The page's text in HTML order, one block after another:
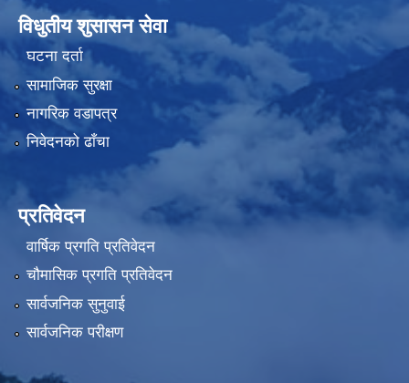
विधुतीय शुसासन सेवा
घटना दर्ता
सामाजिक सुरक्षा
नागरिक वडापत्र
निवेदनको ढाँचा
प्रतिवेदन
वार्षिक प्रगति प्रतिवेदन
चौमासिक प्रगति प्रतिवेदन
सार्वजनिक सुनुवाई
सार्वजनिक परीक्षण